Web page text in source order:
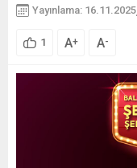
Yayınlama: 16.11.2025
1 A+ A-